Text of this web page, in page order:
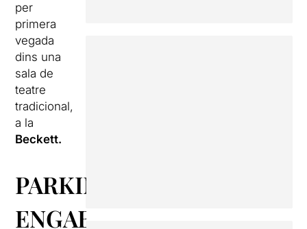
per
primera
vegada
dins una
sala de
teatre
tradicional,
a la
Beckett.
PARKING
ENGABIAT